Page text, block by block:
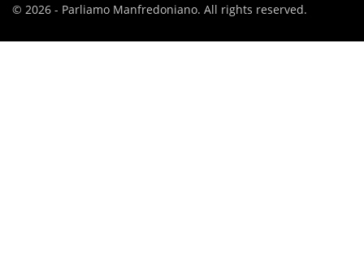
© 2026 - Parliamo Manfredoniano. All rights reserved.